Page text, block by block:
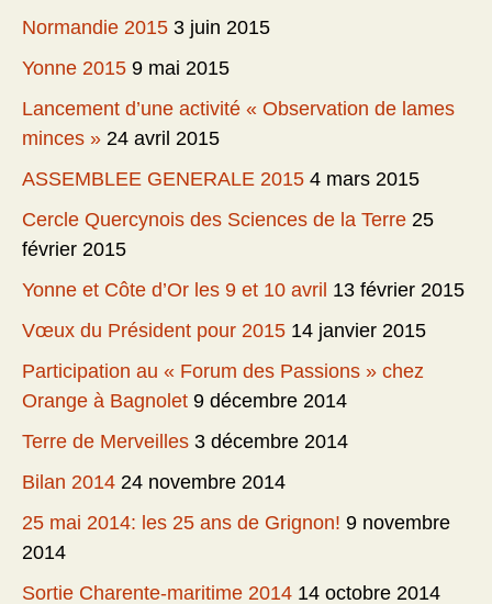
Normandie 2015 3 juin 2015
Yonne 2015 9 mai 2015
Lancement d’une activité « Observation de lames
minces » 24 avril 2015
ASSEMBLEE GENERALE 2015 4 mars 2015
Cercle Quercynois des Sciences de la Terre 25
février 2015
Yonne et Côte d’Or les 9 et 10 avril 13 février 2015
Vœux du Président pour 2015 14 janvier 2015
Participation au « Forum des Passions » chez
Orange à Bagnolet 9 décembre 2014
Terre de Merveilles 3 décembre 2014
Bilan 2014 24 novembre 2014
25 mai 2014: les 25 ans de Grignon! 9 novembre
2014
Sortie Charente-maritime 2014 14 octobre 2014